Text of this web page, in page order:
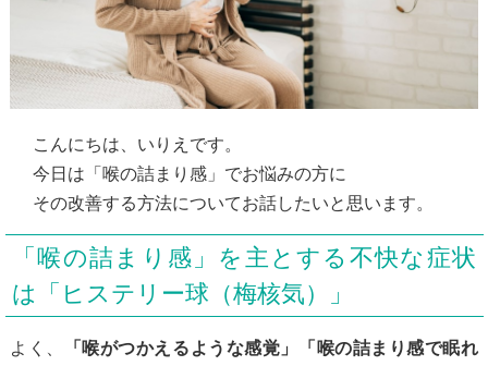
こんにちは、いりえです。
今日は「喉の詰まり感」でお悩みの方に
その改善する方法についてお話したいと思います。
「喉の詰まり感」を主とする不快な症状
は「ヒステリー球（梅核気）」
よく、
「喉がつかえるような感覚」「喉の詰まり感で眠れ